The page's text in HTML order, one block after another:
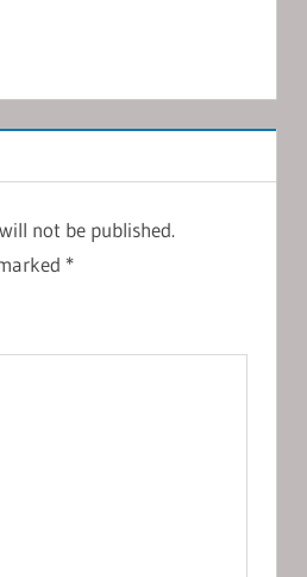
not be published.
*